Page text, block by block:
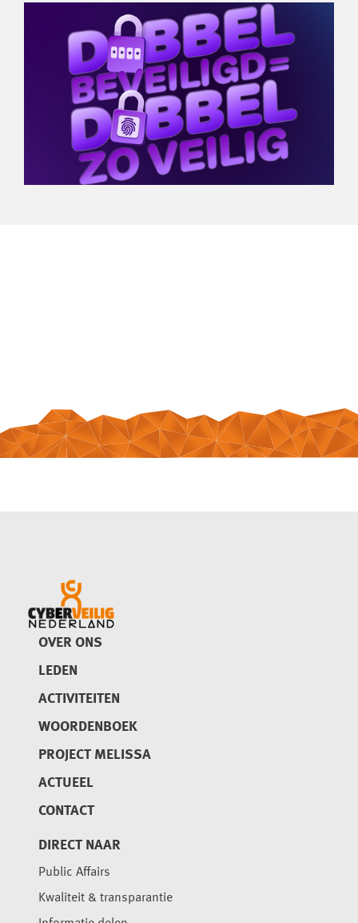
OVER ONS
LEDEN
ACTIVITEITEN
WOORDENBOEK
PROJECT MELISSA
ACTUEEL
CONTACT
DIRECT NAAR
Public Affairs
Kwaliteit & transparantie